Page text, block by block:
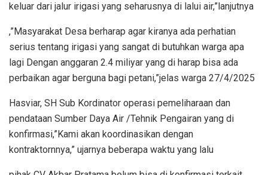
keluar dari jalur irigasi yang seharusnya di lalui air,”lanjutnya
,”Masyarakat Desa berharap agar kiranya ada perhatian
serius tentang irigasi yang sangat di butuhkan warga apa
lagi Dengan anggaran 2.4 miliyar yang di harap bisa ada
perbaikan agar berguna bagi petani,”jelas warga 27/4/2025
Hasviar, SH Sub Kordinator operasi pemeliharaan dan
pendataan Sumber Daya Air /Tehnik Pengairan yang di
konfirmasi,”Kami akan koordinasikan dengan
kontraktornnya,” ujarnya beberapa waktu yang lalu